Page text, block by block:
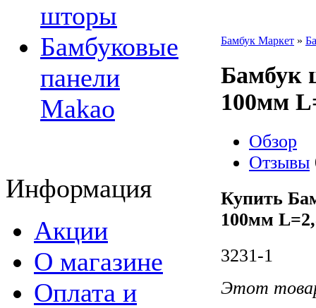
шторы
Бамбуковые
панели
Makao
Информация
Акции
О магазине
Оплата и
Бамбук Маркет »
Бамбук
100мм
Обзор
Отзывы
Купить
100мм
3231-1
Этот товар